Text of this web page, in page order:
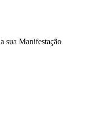
sua Manifestação